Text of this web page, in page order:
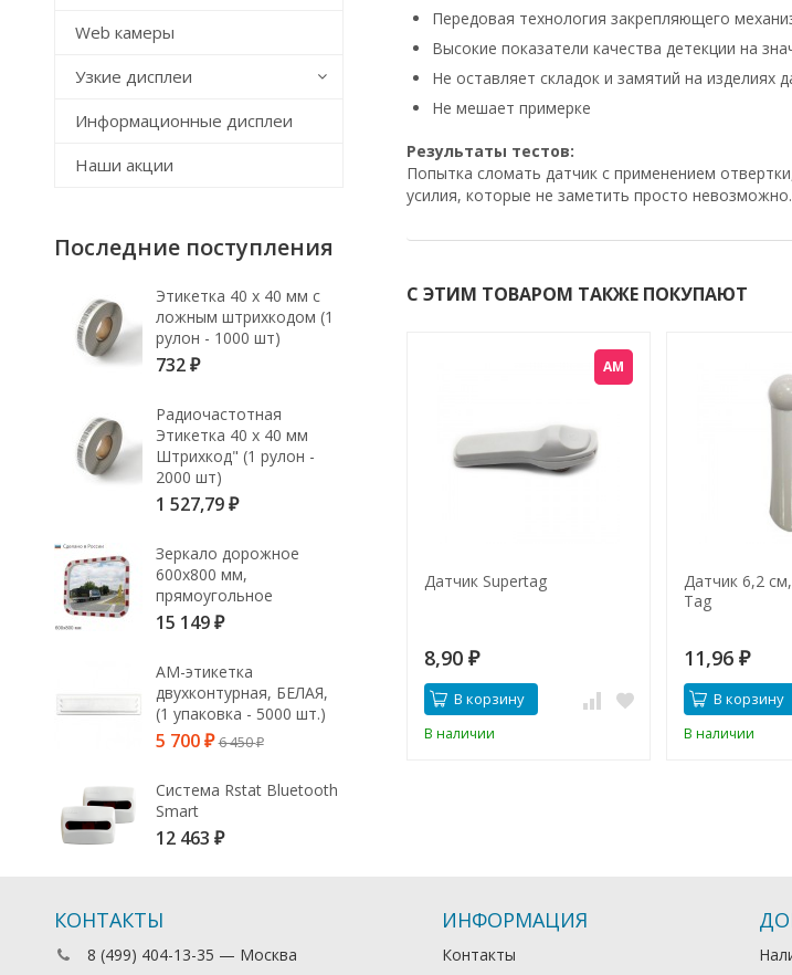
Передовая технология закрепляющего
Высокие показатели качества детекции на
Не оставляет складок и замятий на изделиях
Не мешает примерке
Результаты тестов:
Попытка сломать датчик с применением
усилия, которые не заметить просто невозможно.
С ЭТИМ ТОВАРОМ ТАКЖЕ ПОКУПАЮТ
РЧ
Pencil, чёрный
Датчик Bell Tag, черный с
иглой 40мм
В корзину
В наличии
АМ
Датчик Supertag
8,90 ₽
В корзину
В наличии
Датчик 6,2
Tag
11,96 ₽
В корзину
В наличии
Web камеры
Узкие дисплеи
Информационные дисплеи
Наши акции
Последние поступления
Этикетка 40 х 40 мм с
ложным штрихкодом (1
рулон - 1000 шт)
732 ₽
Радиочастотная
Этикетка 40 х 40 мм
Штрихкод" (1 рулон -
2000 шт)
1 527,79 ₽
Зеркало дорожное
600х800 мм,
прямоугольное
15 149 ₽
АМ-этикетка
двухконтурная, БЕЛАЯ,
(1 упаковка - 5000 шт.)
5 700 ₽ 6 450₽
Система Rstat Bluetooth
Smart
12 463 ₽
КОНТАКТЫ
8 (499) 404-13-35 — Москва
ИНФОРМАЦИЯ
Контакты